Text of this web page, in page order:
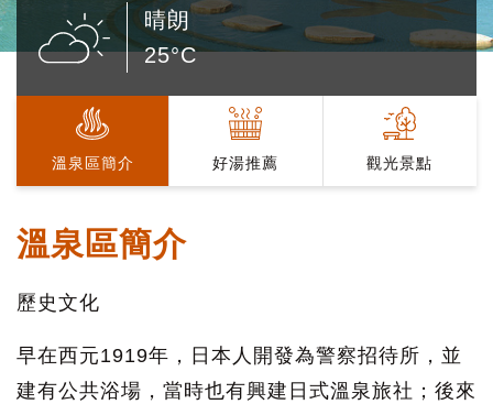
晴朗
25°C
溫泉區簡介 好湯推薦 觀光景點
溫泉區簡介
歷史文化
早在西元1919年，日本人開發為警察招待所，並
建有公共浴場，當時也有興建日式溫泉旅社；後來